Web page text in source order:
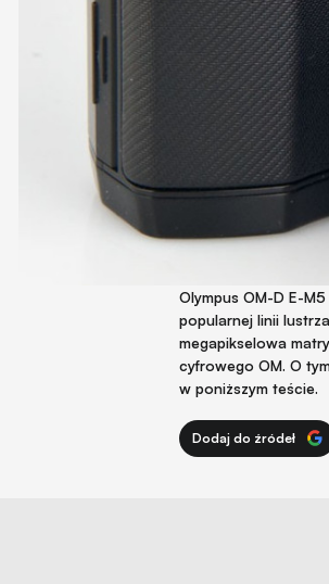
Olympus OM-D E-
popularnej linii
megapikselowa
cyfrowego OM. O
w poniższym teście.
Dodaj do źródeł